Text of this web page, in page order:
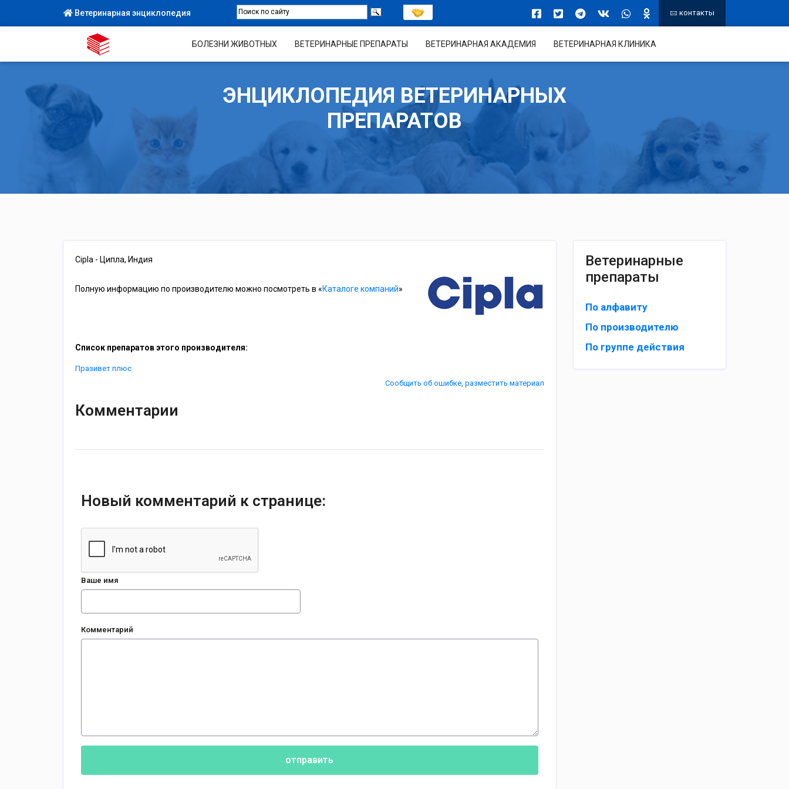
Ветеринарная энциклопедия контакты
БОЛЕЗНИ ЖИВОТНЫХ ВЕТЕРИНАРНЫЕ ПРЕПАРАТЫ ВЕТЕРИНАРНАЯ АКАДЕМИЯ ВЕТЕРИНАРНАЯ КЛИНИКА
ЭНЦИКЛОПЕДИЯ ВЕТЕРИНАРНЫХ
ПРЕПАРАТОВ
Cipla - Ципла, Индия
Полную информацию по производителю можно посмотреть в «Каталоге компаний»
Список препаратов этого производителя:
Празивет плюс
Сообщить об ошибке, разместить материал
Комментарии
Новый комментарий к странице:
Ваше имя
Комментарий
отправить
Ветеринарные
препараты
По алфавиту
По производителю
По группе действия